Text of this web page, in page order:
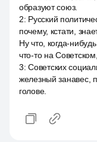
образуют союз.
2: Русский
почему, кстати,
Ну что, когда-
что-то на
3:Советских
железный занавес,
голове.